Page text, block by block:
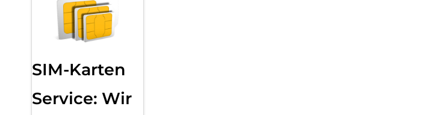
SIM-Karten
Service: Wir